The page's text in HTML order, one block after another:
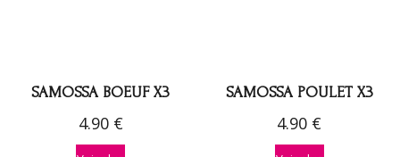
SAMOSSA BOEUF X3
4.90 €
SAMOSSA POULET X3
4.90 €